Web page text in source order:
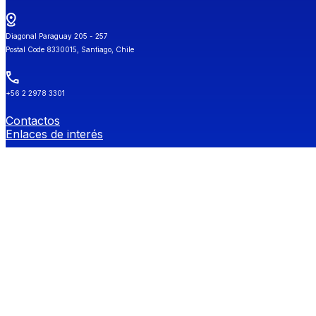
Diagonal Paraguay 205 - 257
Postal Code 8330015, Santiago, Chile
+56 2 2978 3301
Contactos
Enlaces de interés